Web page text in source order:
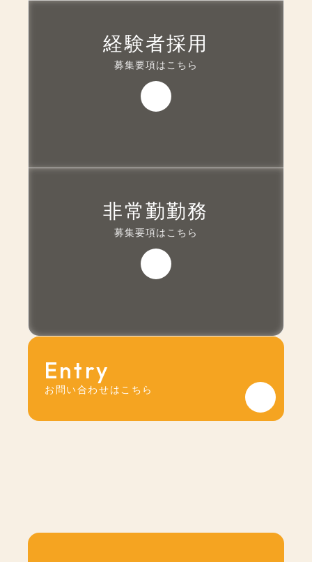
経験者採用
募集要項はこちら
非常勤勤務
募集要項はこちら
Entry
お問い合わせはこちら